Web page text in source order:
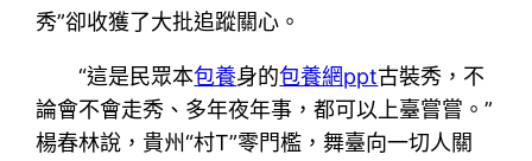
秀”卻收獲了大批追蹤關心。
“這是民眾本包養身的包養網ppt古裝秀，不
論會不會走秀、多年夜年事，都可以上臺嘗嘗。”
楊春林說，貴州“村T”零門檻，舞臺向一切人關